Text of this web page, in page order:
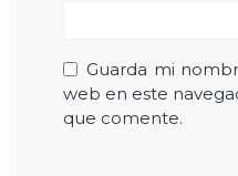
Guarda mi
web en este
que comente.